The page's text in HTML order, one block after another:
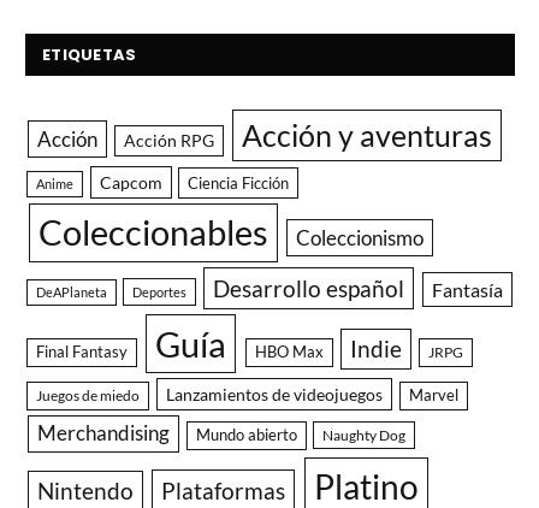
ETIQUETAS
Acción Acción RPG Acción y aventuras
Anime Capcom Ciencia Ficción
Coleccionables Coleccionismo
DeAPlaneta Deportes Desarrollo español Fantasía
Final Fantasy Guía HBO Max Indie JRPG
Juegos de miedo Lanzamientos de videojuegos Marvel
Merchandising Mundo abierto Naughty Dog
Nintendo Plataformas Platino